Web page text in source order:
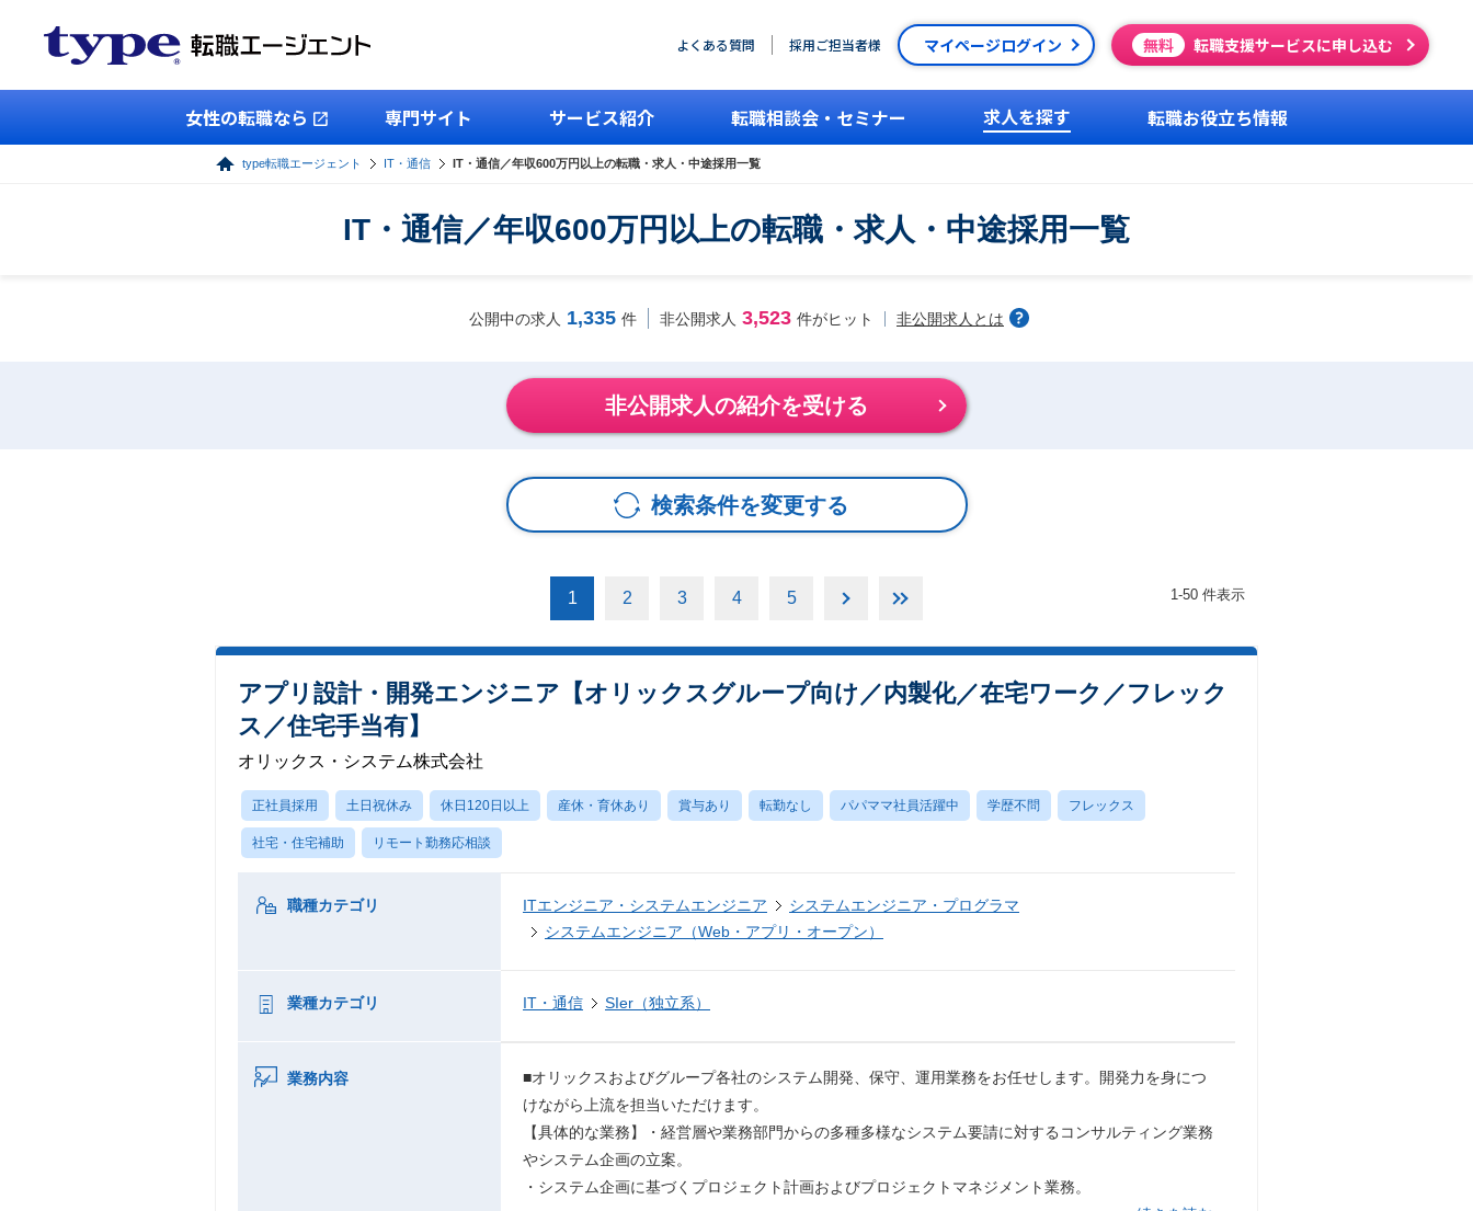
よくある質問 採用ご担当者様 マイページログイン 無料 転職支援サービスに申し込む
女性の転職なら 専門サイト サービス紹介 転職相談会・セミナー 求人を探す 転職お役立ち情報
type転職エージェント IT・通信 IT・通信／年収600万円以上の転職・求人・中途採用一覧
IT・通信／年収600万円以上の転職・求人・中途採用一覧
公開中の求人 1,335 件 非公開求人 3,523 件がヒット 非公開求人とは
非公開求人の紹介を受ける
検索条件を変更する
1 2 3 4 5 1-50 件表示
アプリ設計・開発エンジニア【オリックスグループ向け／内製化／在宅ワーク／フレック
ス／住宅手当有】
オリックス・システム株式会社
正社員採用 土日祝休み 休日120日以上 産休・育休あり 賞与あり 転勤なし パパママ社員活躍中 学歴不問 フレックス
社宅・住宅補助 リモート勤務応相談
職種カテゴリ ITエンジニア・システムエンジニア
システムエンジニア・プログラマ
システムエンジニア（Web・アプリ・オープン）
業種カテゴリ IT・通信 SIer（独立系）
業務内容
■オリックスおよびグループ各社のシステム開発、保守、運用業務をお任せします。開発力を身につ
けながら上流を担当いただけます。
【具体的な業務】・経営層や業務部門からの多種多様なシステム要請に対するコンサルティング業務
やシステム企画の立案。
・システム企画に基づくプロジェクト計画およびプロジェクトマネジメント業務。